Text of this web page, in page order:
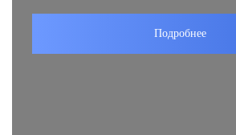
Подробнее